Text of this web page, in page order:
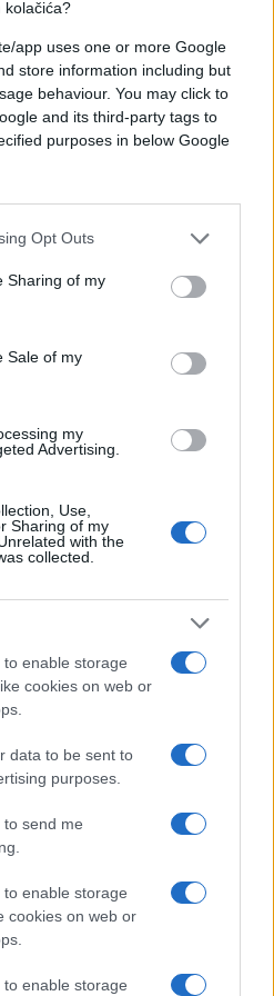
kolačića?
app uses one or more Google
store information including but
behaviour. You may click to
and its third-party tags to
purposes in below Google
Opt Outs
Sharing of my
Sale of my
my
Advertising.
Use,
Sharing of my
with the
collected.
enable storage
cookies on web or
data to be sent to
purposes.
to send me
enable storage
cookies on web or
enable storage
je narušena za vrijeme
grčevi, glavobolje,
raspoloženja kojima
istraživanjima, oko 23
sa spavanjem sedmicu
dok njih 30 posto ne spava
ciklusu normalna